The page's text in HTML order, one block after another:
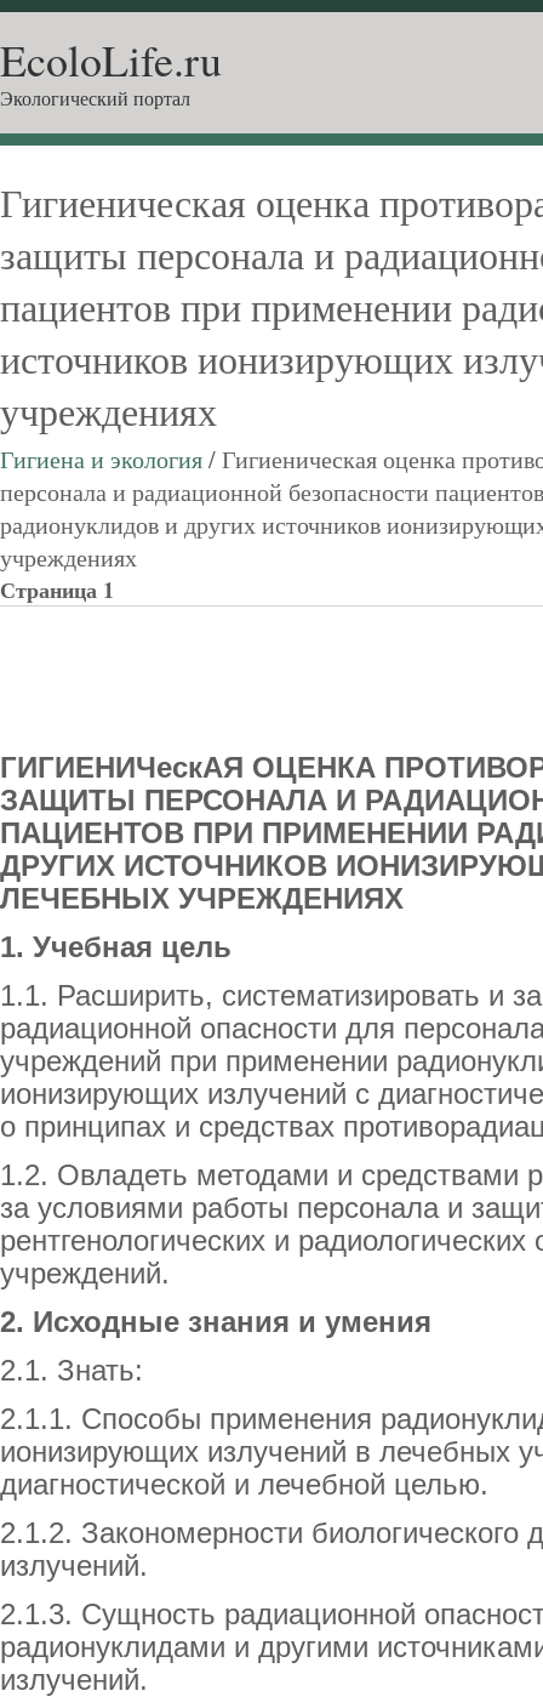
EcoloLife.ru
Экологический портал
Гигиеническая оценка
защиты персонала и
пациентов при применении
источников ионизирующих
учреждениях
Гигиена и экология/ Гигиеническая оценка
персонала и радиационной безопасности
радионуклидов и других источников
учреждениях
Страница 1
ГИГИЕНИЧескАЯ ОЦЕНКА
ЗАЩИТЫ ПЕРСОНАЛА И
ПАЦИЕНТОВ ПРИ ПРИМЕНЕНИИ
ДРУГИХ ИСТОЧНИКОВ
ЛЕЧЕБНЫХ УЧРЕЖДЕНИЯХ
1. Учебная цель
1.1. Расширить, систематизировать и
радиационной опасности для
учреждений при применении
ионизирующих излучений с
о принципах и средствах
1.2. Овладеть методами и средствами
за условиями работы персонала и
рентгенологических и
учреждений.
2. Исходные знания и умения
2.1. Знать:
2.1.1. Способы применения
ионизирующих излучений в лечебных
диагностической и лечебной целью.
2.1.2. Закономерности биологического
излучений.
2.1.3. Сущность радиационной
радионуклидами и другими
излучений.